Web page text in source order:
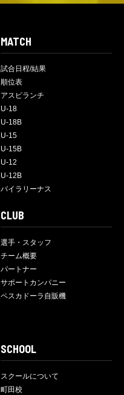
MATCH
試合日程/結果
順位表
アスピランチ
U-18
U-18B
U-15
U-15B
U-12
U-12B
バイラリーナス
CLUB
選手・スタッフ
チーム概要
パートナー
サポートカンパニー
ペスカドーラ自販機
SCHOOL
スクールについて
町田校